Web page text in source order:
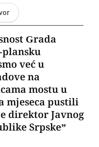
Grada
već u
na
mostu u
mjeseca pustili
direktor Јavnog
Srpske”